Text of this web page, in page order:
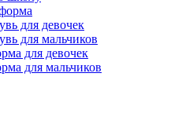
для девочек
для мальчиков
для девочек
для мальчиков